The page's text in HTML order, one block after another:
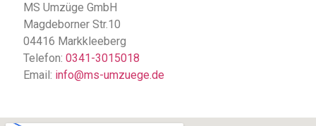
MS Umzüge GmbH
Magdeborner Str.10
04416 Markkleeberg
Telefon: 0341-3015018
Email: info@ms-umzuege.de